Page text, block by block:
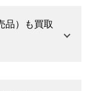
品）も買取